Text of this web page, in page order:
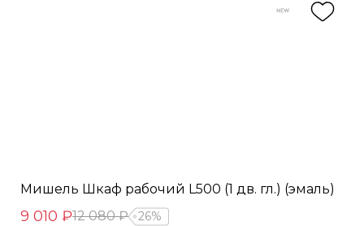
Мишель Шкаф рабочий L500 (1 дв. гл.) (эмаль)
9 010 ₽12 080 ₽ 26%